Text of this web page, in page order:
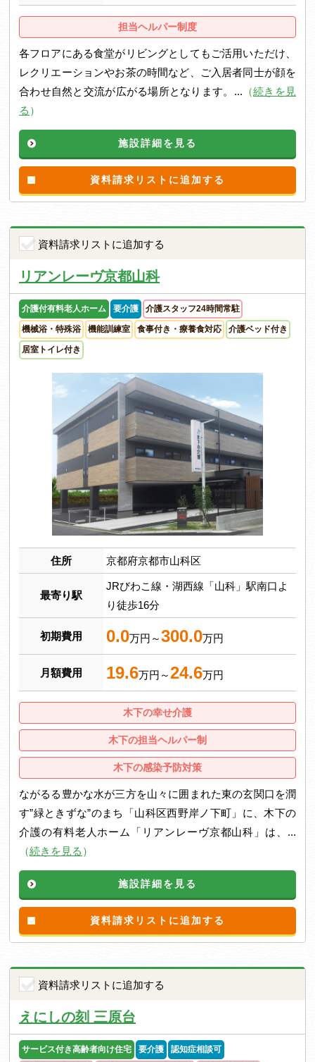
担当ヘルパー制度
各フロアにある食堂がリビングとしてもご活用いただけ、
レクリエーションやお茶の時間など、ご入居者同士が顔を
合わせ自然と交流が広がる場所となります。... （続きを見
る ）
施設詳細を見る
資料請求リストに追加する
資料請求リストに追加する
リアンレーヴ京都山科
介護付有料老人ホーム 要介護 介護スタッフ24時間常駐
機械浴・特殊浴 機能訓練室 食事付き・療養食対応 介護ベッド付き
居室トイレ付き
住所 京都府京都市山科区
最寄り駅
JRびわこ線・湖西線「山科」駅南口よ
り徒歩16分
初期費用 0.0万円～300.0万円
月額費用 19.6万円～24.6万円
木下の幸せ介護
木下の担当ヘルパー制
木下の感染予防対策
ながるる豊かな水が三方を山々に囲まれた東の玄関口を潤
す”緑ときずな”のまち「山科区西野岸ノ下町」に、木下の
介護の有料老人ホーム「リアンレーヴ京都山科」は、...
（続きを見る ）
施設詳細を見る
資料請求リストに追加する
資料請求リストに追加する
えにしの刻 三原台
サービス付き高齢者向け住宅 要介護 認知症相談可